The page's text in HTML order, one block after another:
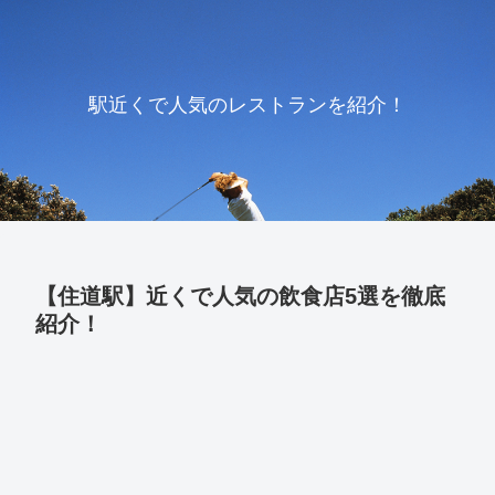
駅近くで人気のレストランを紹介！
【住道駅】近くで人気の飲食店5選を徹底
紹介！